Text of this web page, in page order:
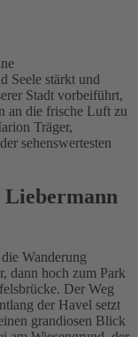
Seele stärkt und
Stadt vorbeiführt,
an die frische Luft zu
Träger,
sehenswertesten
Liebermann
Wanderung
dann hoch zum Park
Der Weg
der Havel setzt
grandiosen Blick